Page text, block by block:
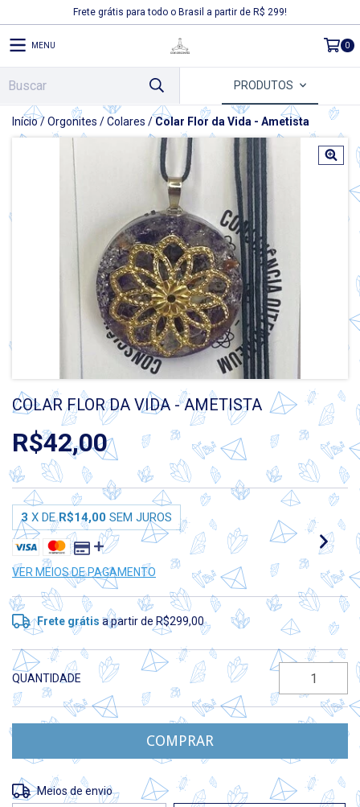
Frete grátis para todo o Brasil a partir de R$ 299!
MENU 0
PRODUTOS
Início/Orgonites /Colares /Colar Flor da Vida - Ametista
COLAR FLOR DA VIDA - AMETISTA
R$42,00
3 X DER$14,00 SEM JUROS
VER MEIOS DE PAGAMENTO
Frete grátis a partir de R$299,00
QUANTIDADE
Entregas para o CEP: ALTERAR CEP
Meios de envio